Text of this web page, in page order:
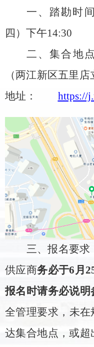
一、踏勘时间
四）下午14:30
二、集合地
（两江新区五里
地址：
https://
三、报名要求
供应商务必于6月
报名时请务必说明
全管理要求，未在
达集合地点，或超